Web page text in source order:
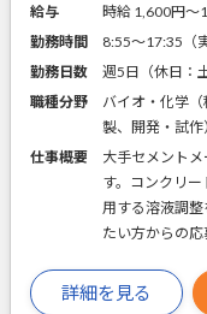
給与
時給 1,600円〜
勤務時間
8:55～17:35（
勤務日数
週5日（休日：
職種分野
バイオ・化学
製、開発・試作
仕事概要
大手セメント
す。コンクリ
用する溶液調
たい方からの応
詳細を見る